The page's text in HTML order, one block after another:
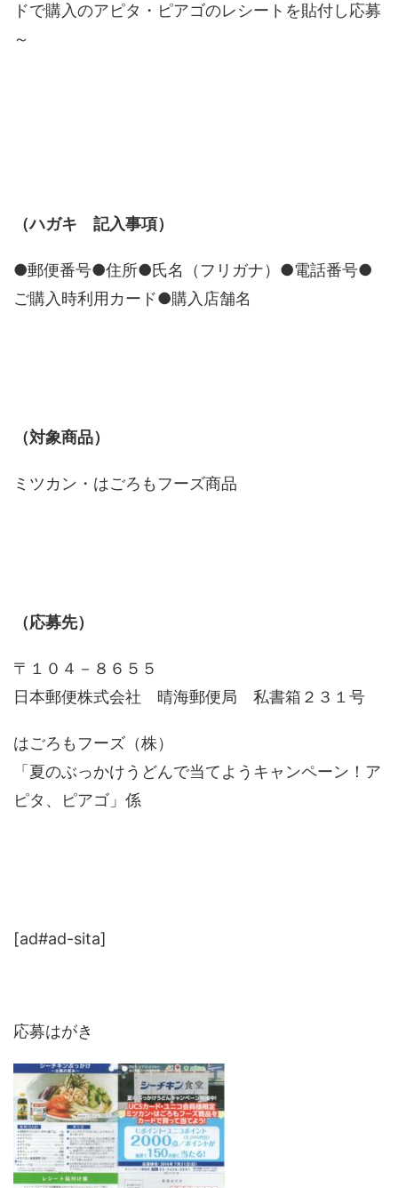
ドで購入のアピタ・ピアゴのレシートを貼付し応募
～
（ハガキ 記入事項）
●郵便番号●住所●氏名（フリガナ）●電話番号●
ご購入時利用カード●購入店舗名
（対象商品）
ミツカン・はごろもフーズ商品
（応募先）
〒１０４－８６５５
日本郵便株式会社 晴海郵便局 私書箱２３１号
はごろもフーズ（株）
「夏のぶっかけうどんで当てようキャンペーン！ア
ピタ、ピアゴ」係
[ad#ad-sita]
応募はがき